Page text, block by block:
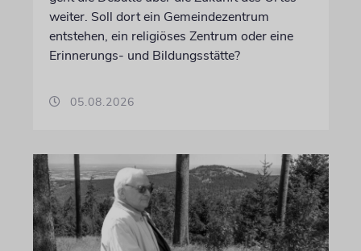
weiter. Soll dort ein Gemeindezentrum
entstehen, ein religiöses Zentrum oder eine
Erinnerungs- und Bildungsstätte?
05.08.2026